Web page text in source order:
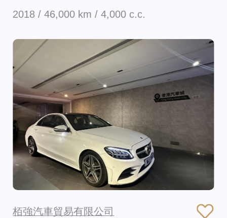
2018 / 46,000 km / 4,000 c.c.
栢強汽車貿易有限公司